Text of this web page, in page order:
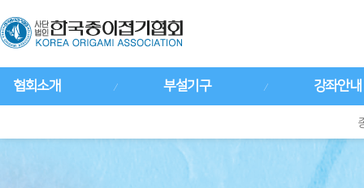
협회소개 부설기구 강좌안내